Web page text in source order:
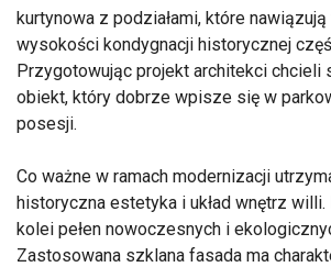
kurtynowa z podziałami, które
wysokości kondygnacji historycznej
Przygotowując projekt architekci chcieli
obiekt, który dobrze wpisze się w
posesji.
Co ważne w ramach modernizacji
historyczna estetyka i układ wnętrz
kolei pełen nowoczesnych i
Zastosowana szklana fasada ma